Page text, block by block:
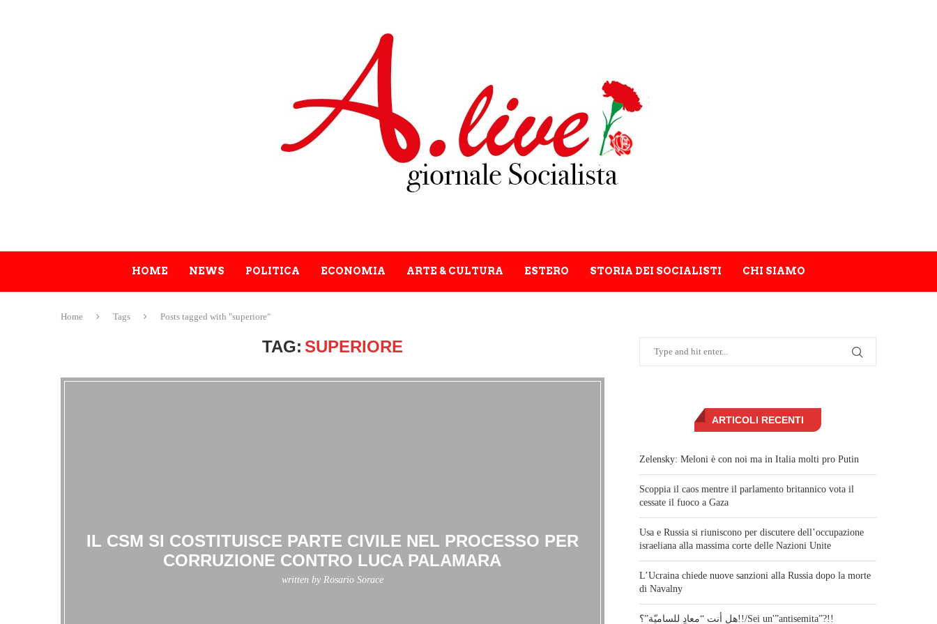
HOME NEWS POLITICA ECONOMIA ARTE & CULTURA ESTERO STORIA DEI SOCIALISTI CHI SIAMO
Home Tags Posts tagged with "superiore"
TAG: SUPERIORE
IL CSM SI COSTITUISCE PARTE CIVILE NEL PROCESSO PER
CORRUZIONE CONTRO LUCA PALAMARA
written by Rosario Sorace
ARTICOLI RECENTI
Zelensky: Meloni è con noi ma in Italia molti pro Putin
Scoppia il caos mentre il parlamento britannico vota il
cessate il fuoco a Gaza
Usa e Russia si riuniscono per discutere dell’occupazione
israeliana alla massima corte delle Nazioni Unite
L’Ucraina chiede nuove sanzioni alla Russia dopo la morte
di Navalny
هل أنت “معادٍ للساميّة”؟!!/Sei un'”antisemita”?!!